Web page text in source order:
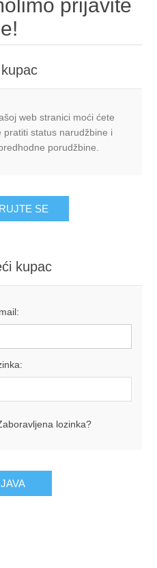
prijavite
web stranici moći ćete
status narudžbine i
porudžbine.
kupac
lozinka?